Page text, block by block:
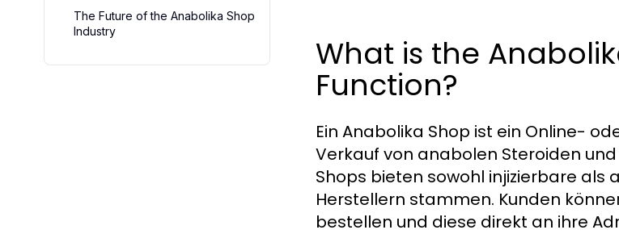
The Future of the Anabolika Shop
Industry
What is the
Function?
Ein Anabolika Shop ist ein Online-
Verkauf von anabolen Steroiden
Shops bieten sowohl injizierbare als
Herstellern stammen. Kunden
bestellen und diese direkt an ihre